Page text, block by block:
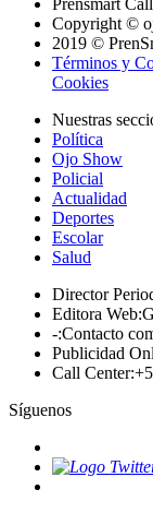
Prensmart
Copyright ©
2019 ©
Términos y
Cookies
Nuestras
Política
Ojo Show
Policial
Actualidad
Deportes
Escolar
Salud
Director
Editora Web:
-:Contacto
Publicidad
Call Center:
Síguenos